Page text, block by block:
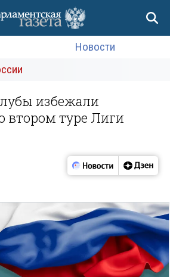
Новости
избежали
втором туре Лиги